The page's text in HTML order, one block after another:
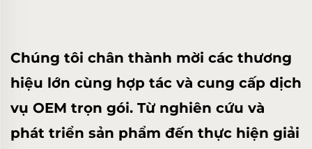
Chúng tôi chân thành mời các thương
hiệu lớn cùng hợp tác và cung cấp dịch
vụ OEM trọn gói. Từ nghiên cứu và
phát triển sản phẩm đến thực hiện giải